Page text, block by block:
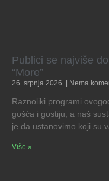
Publici se najviše
“More”
26. srpnja 2026. Nema
Raznoliki programi
gošća i gostiju, a naš
je da ustanovimo koji su
Više »